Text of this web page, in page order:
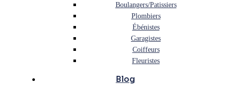
Boulangers/Patissiers
Plombiers
Ébénistes
Garagistes
Coiffeurs
Fleuristes
Blog